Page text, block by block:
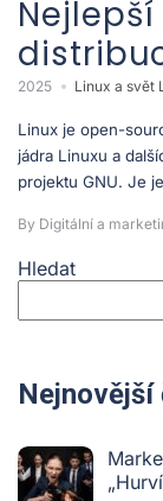
2025 Linux a svět
Linux je open-
jádra Linuxu a
projektu GNU. Je
By Digitální a
Hledat
Nejnovější